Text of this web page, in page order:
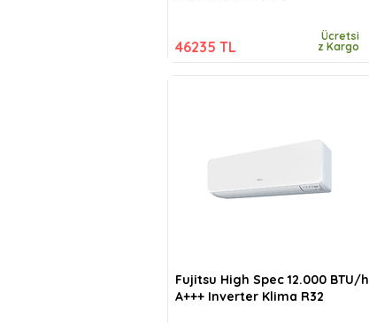
46235 TL
Ücretsi
z Kargo
Fujitsu High Spec 12.000 BTU/h
A+++ Inverter Klima R32